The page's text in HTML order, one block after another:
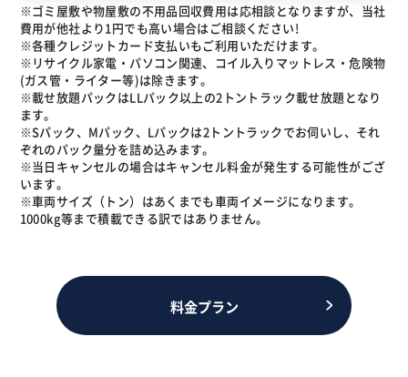
※ゴミ屋敷や物屋敷の不用品回収費用は応相談となりますが、当社
費用が他社より1円でも高い場合はご相談ください!
※各種クレジットカード支払いもご利用いただけます。
※リサイクル家電・パソコン関連、コイル入りマットレス・危険物
(ガス管・ライター等)は除きます。
※載せ放題パックはLLパック以上の2トントラック載せ放題となり
ます。
※Sパック、Mパック、Lパックは2トントラックでお伺いし、それ
ぞれのパック量分を詰め込みます。
※当日キャンセルの場合はキャンセル料金が発生する可能性がござ
います。
※車両サイズ（トン）はあくまでも車両イメージになります。
1000kg等まで積載できる訳ではありません。
料金プラン